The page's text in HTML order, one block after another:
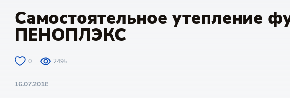
Самостоятельное утепление
ПЕНОПЛЭКС
0 2495
16.07.2018